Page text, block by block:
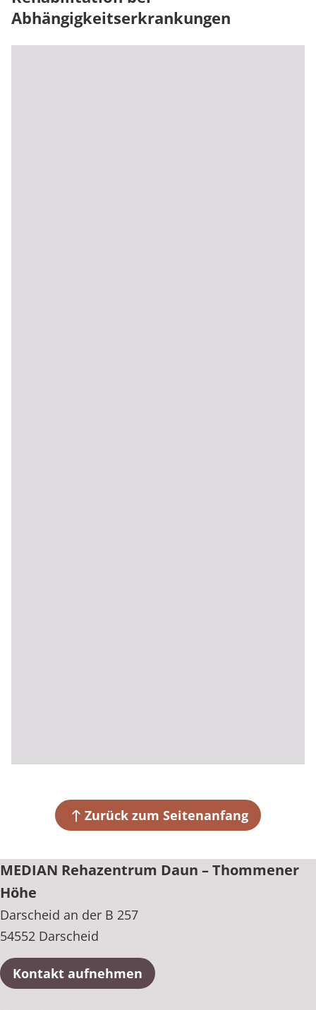
Abhängigkeitserkrankungen
Zurück zum Seitenanfang
MEDIAN Rehazentrum Daun – Thommener
Höhe
Darscheid an der B 257
54552 Darscheid
Kontakt aufnehmen